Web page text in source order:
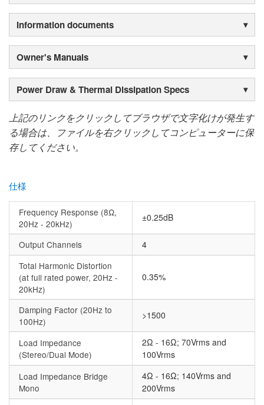
Information documents
Owner's Manuals
Power Draw & Thermal Dissipation Specs
上記のリンクをクリックしてブラウザで文字化けが発生す
る場合は、ファイルを右クリックしてコンピューターに保
存してください。
仕様
Frequency Response (8Ω,
20Hz - 20kHz)
±0.25dB
Output Channels
4
Total Harmonic Distortion
(at full rated power, 20Hz -
20kHz)
0.35%
Damping Factor (20Hz to
100Hz)
>1500
Load Impedance
(Stereo/Dual Mode)
2Ω - 16Ω; 70Vrms and
100Vrms
Load Impedance Bridge
Mono
4Ω - 16Ω; 140Vrms and
200Vrms